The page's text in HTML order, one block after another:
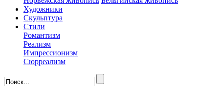
Художники
Скульптура
Стили
Романтизм
Реализм
Импрессионизм
Сюрреализм